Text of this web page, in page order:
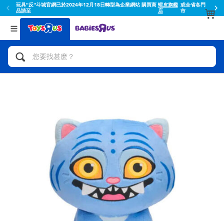
玩具"反"斗城官網已於2024年12月18日轉型為企業網站 購買商
品請至
蝦皮旗艦
店
或全省各門
市
返回
分類目錄
人氣英雄,角色扮演,射擊玩具
玩具車,貨車,火車及遙控系列
手工藝,文具,蠟筆,泥膠,畫板
娃娃, 芭比,收藏公仔
返回
品牌
Toy Story玩具總動員
Fuggler
Miniso名創優品
playpop